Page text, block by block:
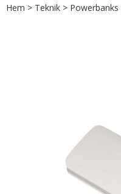
Hem > Teknik > Powerbanks